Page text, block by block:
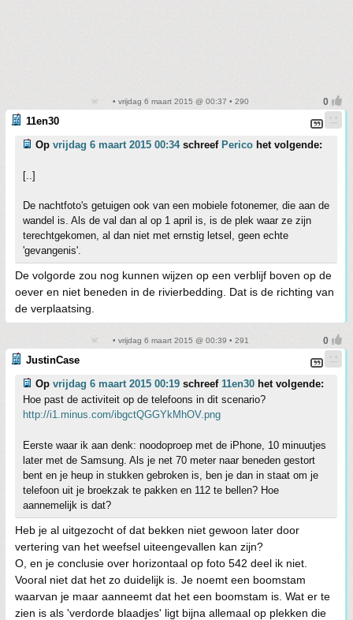
• vrijdag 6 maart 2015 @ 00:37 • 290
11en30
Op vrijdag 6 maart 2015 00:34schreef Perico het volgende:
[..]
De nachtfoto's getuigen ook van een mobiele fotonemer, die aan de
wandel is. Als de val dan al op 1 april is, is de plek waar ze zijn
terechtgekomen, al dan niet met ernstig letsel, geen echte
'gevangenis'.
De volgorde zou nog kunnen wijzen op een verblijf boven op de
oever en niet beneden in de rivierbedding. Dat is de richting van
de verplaatsing.
• vrijdag 6 maart 2015 @ 00:39 • 291
JustinCase
Op vrijdag 6 maart 2015 00:19 schreef 11en30 het volgende:
Hoe past de activiteit op de telefoons in dit scenario?
http://i1.minus.com/ibgctQGGYkMhOV.png
Eerste waar ik aan denk: noodoproep met de iPhone, 10 minuutjes
later met de Samsung. Als je net 70 meter naar beneden gestort
bent en je heup in stukken gebroken is, ben je dan in staat om je
telefoon uit je broekzak te pakken en 112 te bellen? Hoe
aannemelijk is dat?
Heb je al uitgezocht of dat bekken niet gewoon later door
vertering van het weefsel uiteengevallen kan zijn?
O, en je conclusie over horizontaal op foto 542 deel ik niet.
Vooral niet dat het zo duidelijk is. Je noemt een boomstam
waarvan je maar aanneemt dat het een boomstam is. Wat er te
zien is als 'verdorde blaadjes' ligt bijna allemaal op plekken die